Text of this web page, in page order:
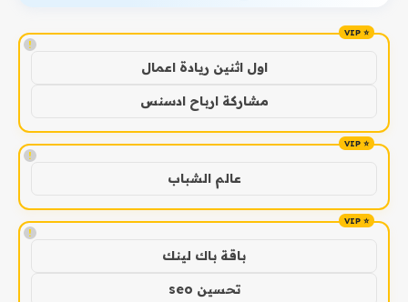
!
اول اثنين ريادة اعمال
مشاركة ارباح ادسنس
!
عالم الشباب
!
باقة باك لينك
تحسين seo